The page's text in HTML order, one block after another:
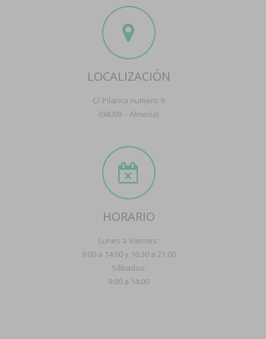
LOCALIZACIÓN
C/ Pilarica numero 9
(04009 – Almería)
HORARIO
Lunes a Viernes:
9:00 a 14:00 y 16:30 a 21:00
Sábados:
9:00 a 14:00